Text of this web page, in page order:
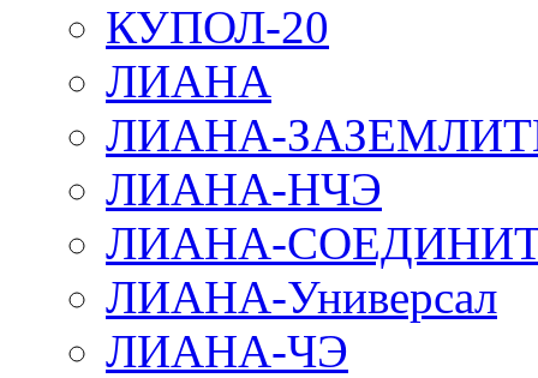
КУПОЛ-20
ЛИАНА
ЛИАНА-
ЛИАНА-НЧЭ
ЛИАНА-
ЛИАНА-Универсал
ЛИАНА-ЧЭ